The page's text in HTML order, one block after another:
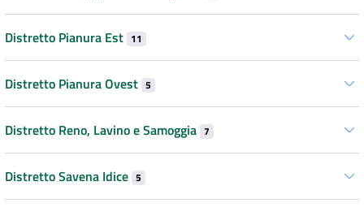
Distretto Pianura Est 11
Distretto Pianura Ovest 5
Distretto Reno, Lavino e Samoggia 7
Distretto Savena Idice 5